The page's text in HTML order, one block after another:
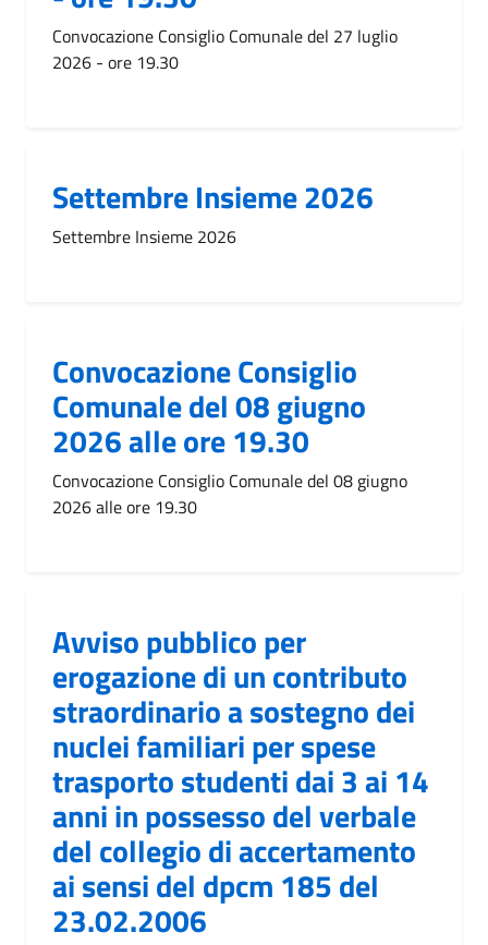
Convocazione Consiglio Comunale del 27 luglio
2026 - ore 19.30
Settembre Insieme 2026
Settembre Insieme 2026
Convocazione Consiglio
Comunale del 08 giugno
2026 alle ore 19.30
Convocazione Consiglio Comunale del 08 giugno
2026 alle ore 19.30
Avviso pubblico per
erogazione di un contributo
straordinario a sostegno dei
nuclei familiari per spese
trasporto studenti dai 3 ai 14
anni in possesso del verbale
del collegio di accertamento
ai sensi del dpcm 185 del
23.02.2006